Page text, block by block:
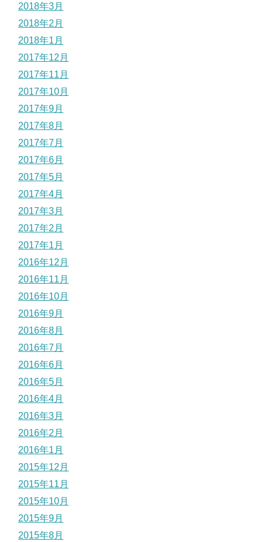
2018年3月
2018年2月
2018年1月
2017年12月
2017年11月
2017年10月
2017年9月
2017年8月
2017年7月
2017年6月
2017年5月
2017年4月
2017年3月
2017年2月
2017年1月
2016年12月
2016年11月
2016年10月
2016年9月
2016年8月
2016年7月
2016年6月
2016年5月
2016年4月
2016年3月
2016年2月
2016年1月
2015年12月
2015年11月
2015年10月
2015年9月
2015年8月